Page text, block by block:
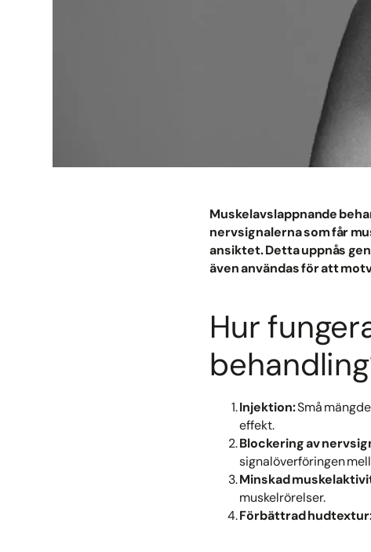
Muskelavslappnande
nervsignalerna som får
ansiktet. Detta uppnås
även användas för att
Hur
Injektion:Små
effekt.
Blockering av
signalöverföringen
Minskad
muskelrörelser.
Förbättrad